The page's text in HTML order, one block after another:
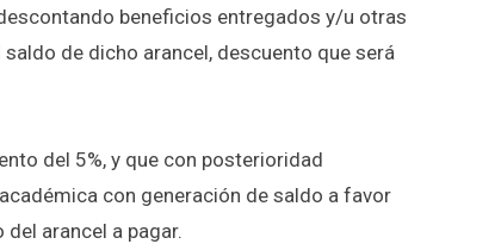
beneficios entregados y/u otras
de dicho arancel, descuento que será
del 5%, y que con posterioridad
con generación de saldo a favor
arancel a pagar.